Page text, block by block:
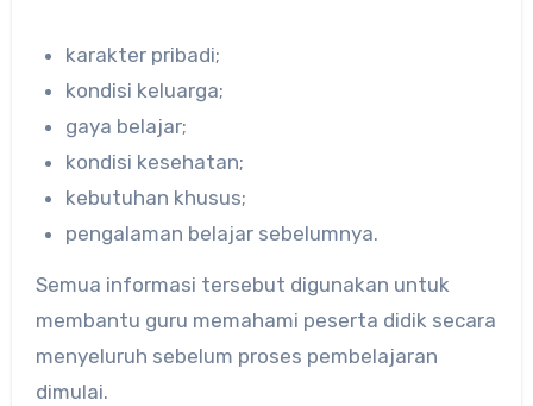
karakter pribadi;
kondisi keluarga;
gaya belajar;
kondisi kesehatan;
kebutuhan khusus;
pengalaman belajar sebelumnya.
Semua informasi tersebut digunakan untuk
membantu guru memahami peserta didik secara
menyeluruh sebelum proses pembelajaran
dimulai.